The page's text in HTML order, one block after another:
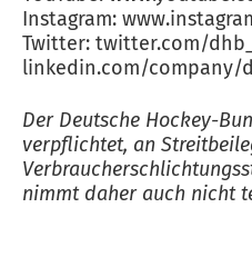
Instagram:
Twitter: twitter.com/
linkedin.com/company/
Der Deutsche Hockey-
verpflichtet, an
nimmt daher auch nicht